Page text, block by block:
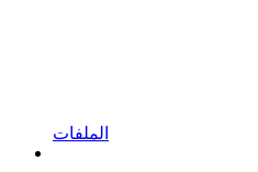
الملفات